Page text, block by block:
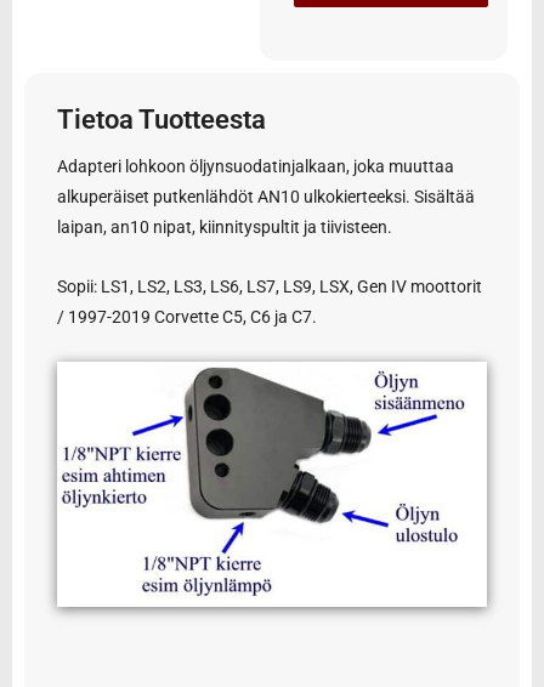
Tietoa Tuotteesta
Adapteri lohkoon öljynsuodatinjalkaan, joka muuttaa
alkuperäiset putkenlähdöt AN10 ulkokierteeksi. Sisältää
laipan, an10 nipat, kiinnityspultit ja tiivisteen.
Sopii: LS1, LS2, LS3, LS6, LS7, LS9, LSX, Gen IV moottorit
/ 1997-2019 Corvette C5, C6 ja C7.